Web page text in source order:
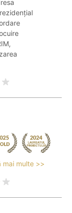
mai multe >>